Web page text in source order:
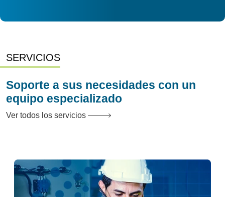
SERVICIOS
Soporte a sus necesidades con un
equipo especializado
Ver todos los servicios